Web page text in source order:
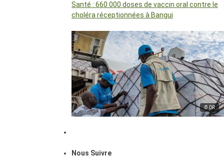
Santé : 660 000 doses de vaccin oral contre le
choléra réceptionnées à Bangui
© DR
Nous Suivre